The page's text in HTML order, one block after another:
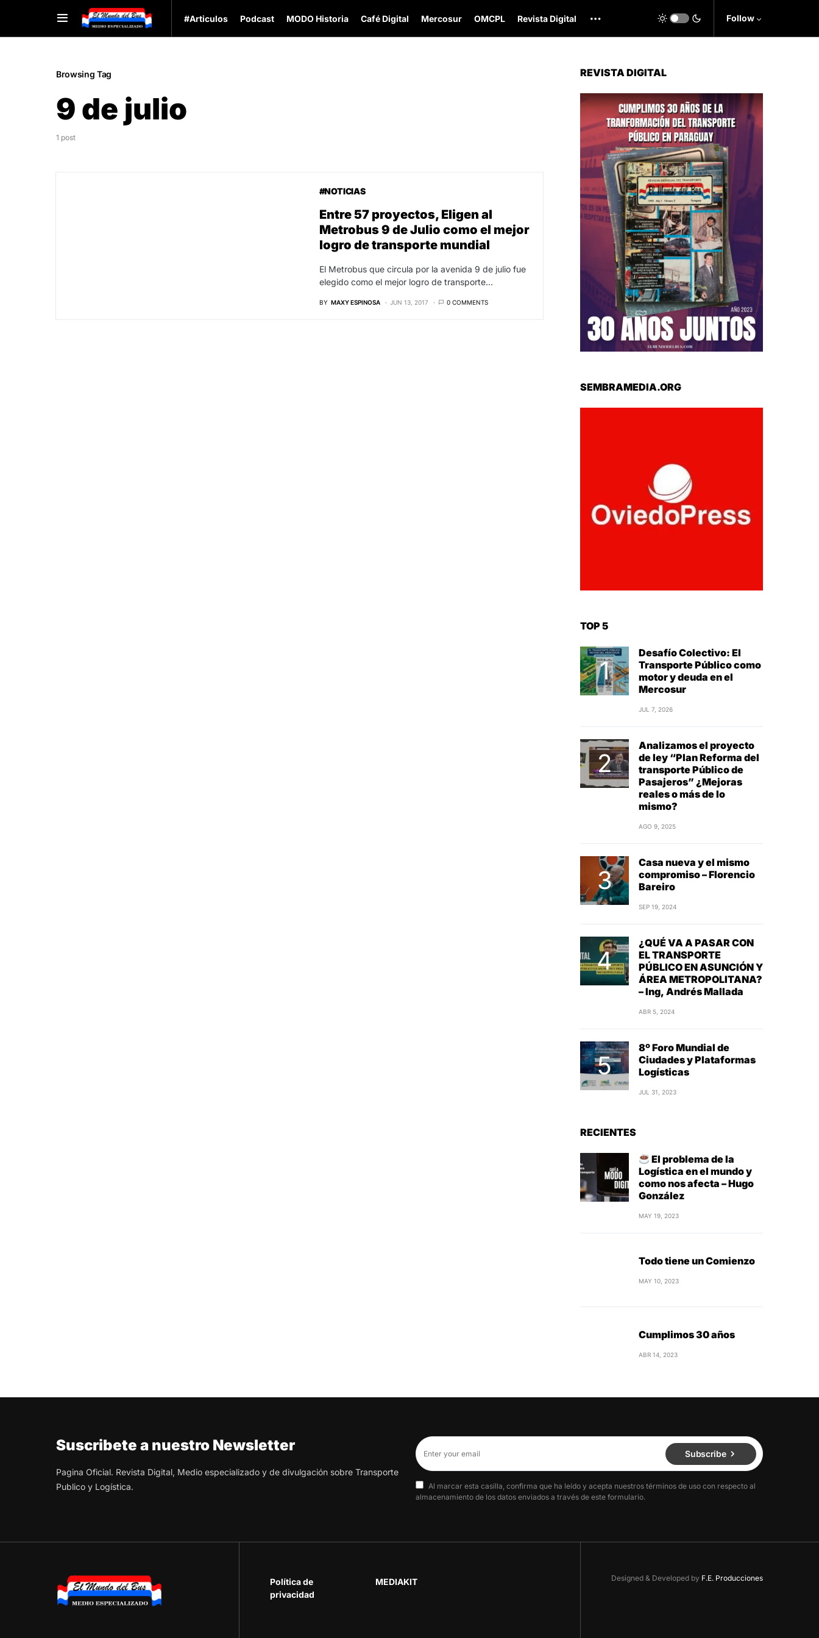
#Articulos Podcast MODO Historia Café Digital Mercosur OMCPL Revista Digital Follow
Browsing Tag
9 de julio
1 post
#NOTICIAS
Entre 57 proyectos, Eligen al
Metrobus 9 de Julio como el mejor
logro de transporte mundial
El Metrobus que circula por la avenida 9 de julio fue
elegido como el mejor logro de transporte…
BY MAXY ESPINOSA JUN 13, 2017 0 COMMENTS
REVISTA DIGITAL
SEMBRAMEDIA.ORG
TOP 5
Desafío Colectivo: El
Transporte Público como
motor y deuda en el
Mercosur
JUL 7, 2026
Analizamos el proyecto
de ley “Plan Reforma del
transporte Público de
Pasajeros” ¿Mejoras
reales o más de lo
mismo?
AGO 9, 2025
Casa nueva y el mismo
compromiso – Florencio
Bareiro
SEP 19, 2024
¿QUÉ VA A PASAR CON
EL TRANSPORTE
PÚBLICO EN ASUNCIÓN Y
ÁREA METROPOLITANA?
– Ing, Andrés Mallada
ABR 5, 2024
8º Foro Mundial de
Ciudades y Plataformas
Logísticas
JUL 31, 2023
RECIENTES
El problema de la
Logística en el mundo y
como nos afecta – Hugo
González
MAY 19, 2023
Todo tiene un Comienzo
MAY 10, 2023
Cumplimos 30 años
ABR 14, 2023
Suscribete a nuestro Newsletter
Pagina Oficial. Revista Digital, Medio especializado y de divulgación sobre Transporte
Publico y Logística.
Subscribe
Al marcar esta casilla, confirma que ha leído y acepta nuestros términos de uso con respecto al
almacenamiento de los datos enviados a través de este formulario.
Política de
privacidad
MEDIAKIT Designed & Developed by F.E. Producciones